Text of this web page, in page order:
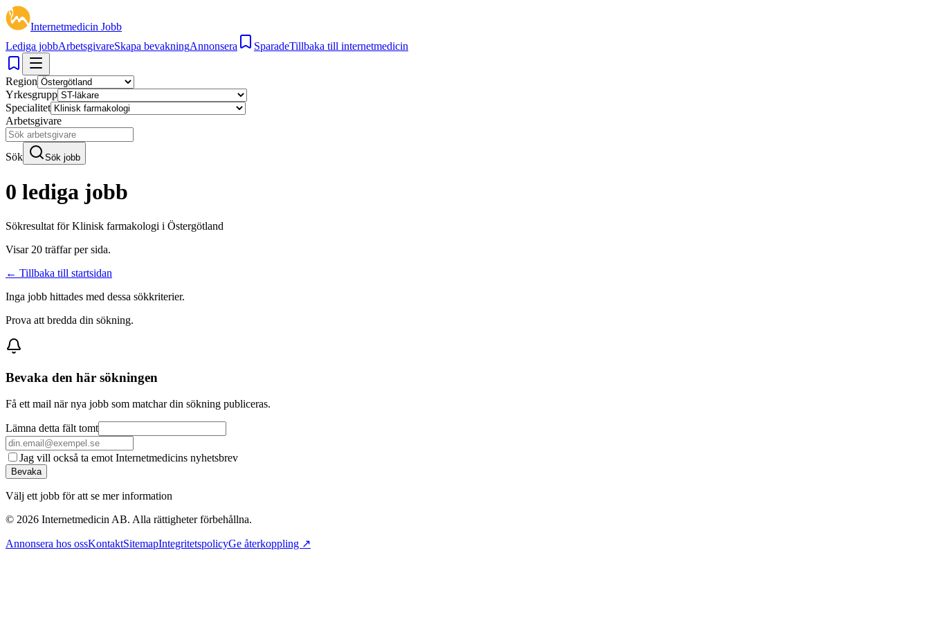
Internetmedicin Jobb
Lediga jobbArbetsgivareSkapa bevakningAnnonsera SparadeTillbaka till internetmedicin
Region
Yrkesgrupp
Specialitet
Arbetsgivare
Sök Sök jobb
0 lediga jobb
Sökresultat förKlinisk farmakologi i Östergötland
Visar 20 träffar per sida.
← Tillbaka till startsidan
Inga jobb hittades med dessa sökkriterier.
Prova att bredda din sökning.
Bevaka den här sökningen
Få ett mail när nya jobb som matchar din sökning publiceras.
Lämna detta fält tomt
Jag vill också ta emot Internetmedicins nyhetsbrev
Bevaka
Välj ett jobb för att se mer information
© 2026 Internetmedicin AB. Alla rättigheter förbehållna.
Annonsera hos ossKontaktSitemapIntegritetspolicyGe återkoppling ↗